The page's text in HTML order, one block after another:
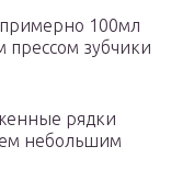
100мл
прессом зубчики
рядки
небольшим